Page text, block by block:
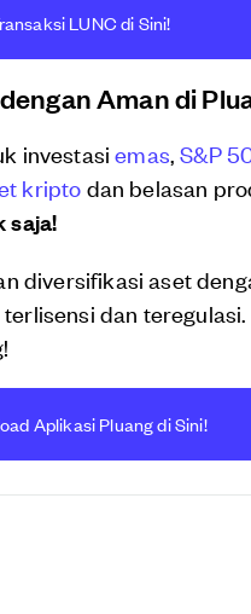
LUNC di Sini!
Aman di
investasiemas ,S&P
kripto dan belasan
saja!
diversifikasi aset
dan
Aplikasi Pluang di Sini!